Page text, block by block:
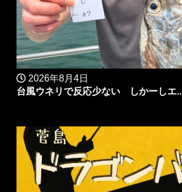
2026年8月4日
台風ウネリで反応少ない しかーしエ..